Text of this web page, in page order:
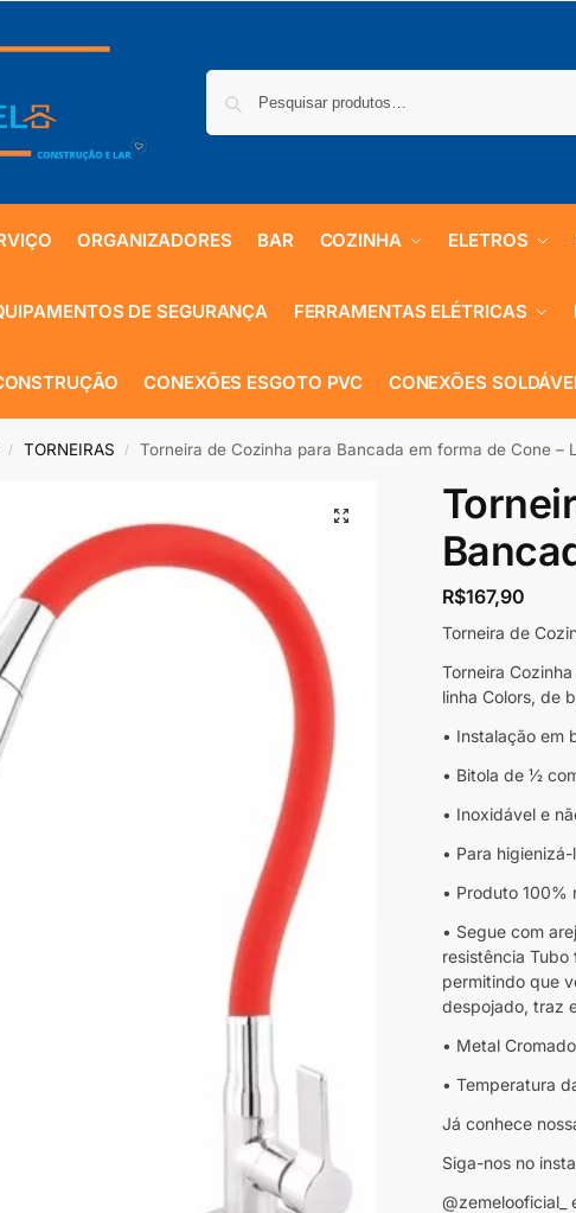
ORGANIZADORES BAR COZINHA ELETROS
DE SEGURANÇA FERRAMENTAS ELÉTRICAS
CONEXÕES ESGOTO PVC CONEXÕES
/ TORNEIRAS / Torneira de Cozinha para Bancada em forma de Cone –
R$167,90
Torneira de
Torneira
linha Colors, de
• Instalação em
• Bitola de 1⁄2
• Inoxidável e
• Para
• Produto 100%
• Segue com
resistência
permitindo que
despojado, traz
• Metal
• Temperatura
Já conhece
Siga-nos no
@zemelooficial_